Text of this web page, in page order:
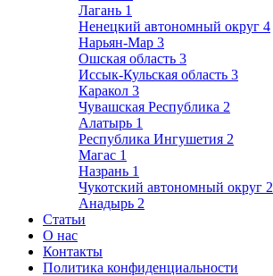
Лагань 1
Ненецкий автономный округ 4
Нарьян-Мар 3
Ошская область 3
Иссык-Кульская область 3
Каракол 3
Чувашская Республика 2
Алатырь 1
Республика Ингушетия 2
Магас 1
Назрань 1
Чукотский автономный округ 2
Анадырь 2
Статьи
О нас
Контакты
Политика конфиденциальности